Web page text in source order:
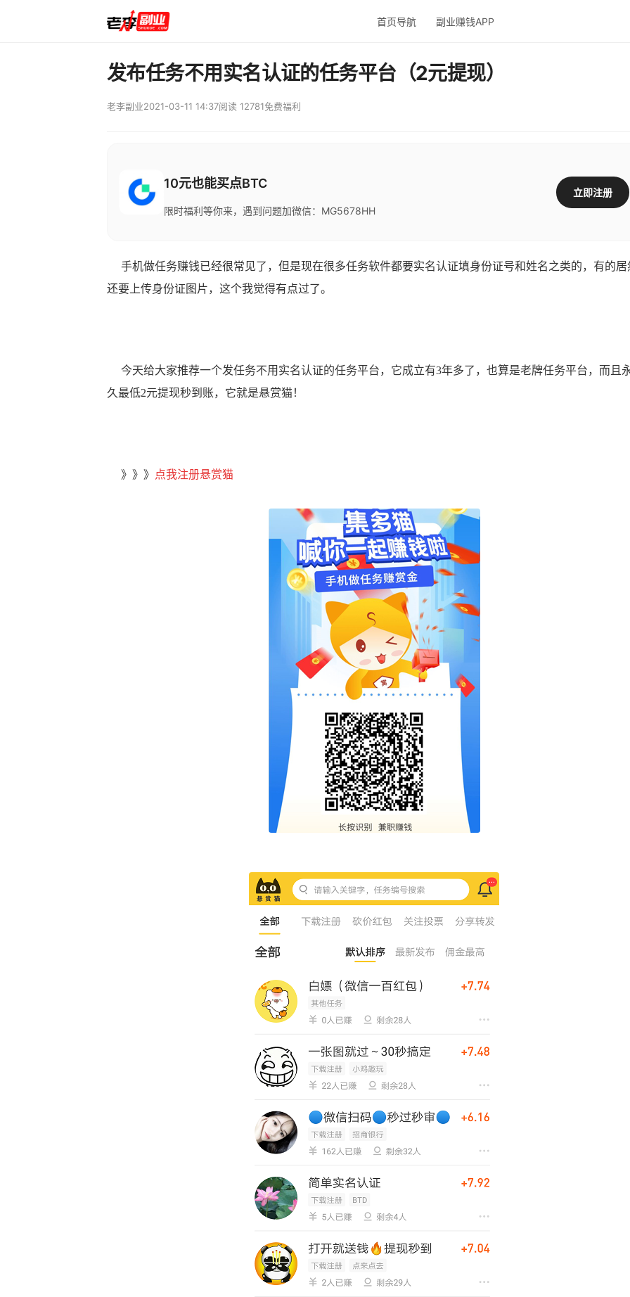
首页导航 副业赚钱APP
发布任务不用实名认证的任务平台（2元提现）
老李副业2021-03-11 14:37阅读 12781免费福利
10元也能买点BTC
限时福利等你来，遇到问题加微信：MG5678HH
立即注册
手机做任务赚钱已经很常见了，但是现在很多任务软件都要实名认证填身份证号和姓名之类的，有的居
还要上传身份证图片，这个我觉得有点过了。
今天给大家推荐一个发任务不用实名认证的任务平台，它成立有3年多了，也算是老牌任务平台，而且
久最低2元提现秒到账，它就是悬赏猫！
》》》 点我注册悬赏猫